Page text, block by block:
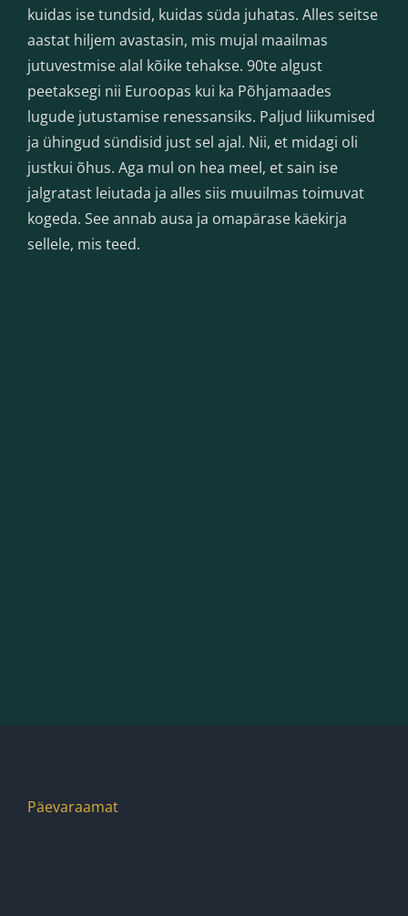
kuidas ise tundsid, kuidas süda juhatas. Alles seitse
aastat hiljem avastasin, mis mujal maailmas
jutuvestmise alal kõike tehakse. 90te algust
peetaksegi nii Euroopas kui ka Põhjamaades
lugude jutustamise renessansiks. Paljud liikumised
ja ühingud sündisid just sel ajal. Nii, et midagi oli
justkui õhus. Aga mul on hea meel, et sain ise
jalgratast leiutada ja alles siis muuilmas toimuvat
kogeda. See annab ausa ja omapärase käekirja
sellele, mis teed.
Päevaraamat